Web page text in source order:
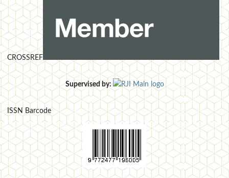
CROSSREF
Supervised by:
ISSN Barcode